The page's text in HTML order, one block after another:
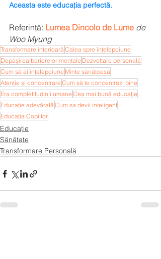
Aceasta este educația perfectă.
Referință: Lumea Dincolo de Lume de
Woo Myung
Transformare interioarăCalea spre înțelepciune
Depășirea barierelor mentale Dezvoltare personală
Cum să ai înțelepciune Minte sănătoasă
Atenție și concentrare Cum să te concentrezi bine
Era completitudinii umane Cea mai bună educație
Educație adevăratăCum sa devii inteligent
Educația Copiilor
Educație
Sănătate
Transformare Personală